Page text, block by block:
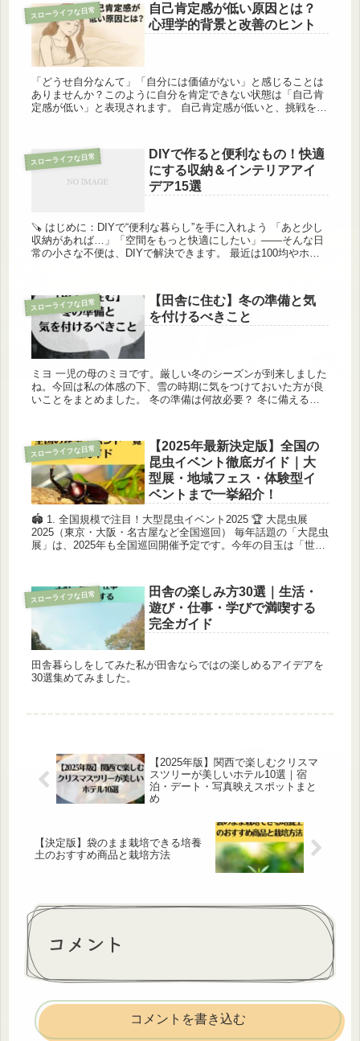
スローライフな日常
自己肯定感が低い原因とは？
心理学的背景と改善のヒント
「どうせ自分なんて」「自分には価値がない」と感じることは
ありませんか？このように自分を肯定できない状態は「自己肯
定感が低い」と表現されます。 自己肯定感が低いと、挑戦を避
スローライフな日常
DIYで作ると便利なもの！快適
にする収納＆インテリアアイ
デア15選
🪚 はじめに：DIYで“便利な暮らし”を手に入れよう 「あと少し
収納があれば…」「空間をもっと快適にしたい」——そんな日
常の小さな不便は、DIYで解決できます。 最近は100均やホー
スローライフな日常
【田舎に住む】冬の準備と気
を付けるべきこと
ミヨ 一児の母のミヨです。厳しい冬のシーズンが到来しました
ね。今回は私の体感の下、雪の時期に気をつけておいた方が良
いことをまとめました。 冬の準備は何故必要？ 冬に備えるの
スローライフな日常
【2025年最新決定版】全国の
昆虫イベント徹底ガイド｜大
型展・地域フェス・体験型イ
ベントまで一挙紹介！
🏟️ 1. 全国規模で注目！大型昆虫イベント2025 🏆 大昆虫展
2025（東京・大阪・名古屋など全国巡回） 毎年話題の「大昆虫
展」は、2025年も全国巡回開催予定です。今年の目玉は「世界
スローライフな日常
田舎の楽しみ方30選｜生活・
遊び・仕事・学びで満喫する
完全ガイド
田舎暮らしをしてみた私が田舎ならではの楽しめるアイデアを
30選集めてみました。
【2025年版】関西で楽しむクリスマ
スツリーが美しいホテル10選｜宿
泊・デート・写真映えスポットまと
め
【決定版】袋のまま栽培できる培養
土のおすすめ商品と栽培方法
コメント
コメントを書き込む